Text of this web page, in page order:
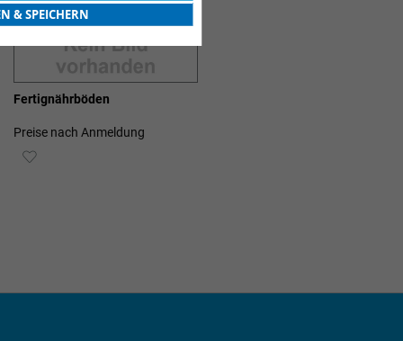
Fertignährböden
Preise nach Anmeldung
ZUR
& SPEICHERN